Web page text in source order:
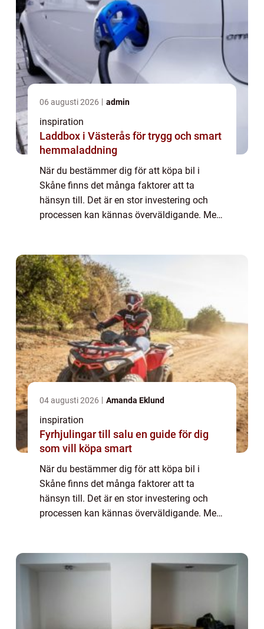
06 augusti 2026 admin
inspiration
Laddbox i Västerås för trygg och smart
hemmaladdning
När du bestämmer dig för att köpa bil i
Skåne finns det många faktorer att ta
hänsyn till. Det är en stor investering och
processen kan kännas överväldigande. Men
04 augusti 2026 Amanda Eklund
inspiration
Fyrhjulingar till salu en guide för dig
som vill köpa smart
När du bestämmer dig för att köpa bil i
Skåne finns det många faktorer att ta
hänsyn till. Det är en stor investering och
processen kan kännas överväldigande. Men